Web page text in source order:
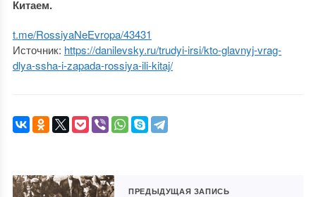
Китаем.
t.me/RossiyaNeEvropa/43431
Источник: https://danilevsky.ru/trudyi-irsi/kto-glavnyj-vrag-
dlya-ssha-i-zapada-rossiya-ili-kitaj/
ПРЕДЫДУЩАЯ ЗАПИСЬ